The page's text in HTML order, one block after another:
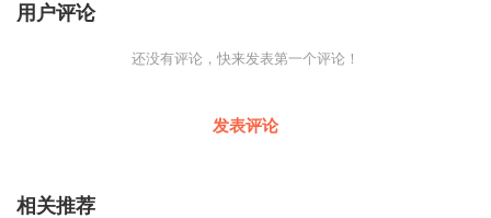
用户评论
还没有评论，快来发表第一个评论！
发表评论
相关推荐